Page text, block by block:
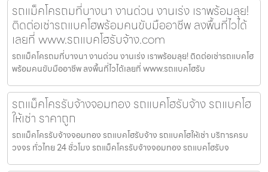
รถแม็คโครถมที่บางนา งานด่วน งานเร่ง เราพร้อมลุย!
ติดต่อเช่ารถแบคโฮพร้อมคนขับมืออาชีพ ลงพื้นที่ไวได้
เลยที่ www.รถแบคโฮรับจ้าง.com
รถแม็คโครถมที่บางนา งานด่วน งานเร่ง เราพร้อมลุย! ติดต่อเช่ารถแบคโฮ
พร้อมคนขับมืออาชีพ ลงพื้นที่ไวได้เลยที่ www.รถแบคโฮรับ
รถแม็คโครรับจ้างจอมทอง รถแบคโฮรับจ้าง รถแบคโฮ
ให้เช่า ราคาถูก
รถแม็คโครรับจ้างจอมทอง รถแบคโฮรับจ้าง รถแบคโฮให้เช่า บริการครบ
วงจร ทั่วไทย 24 ชั่วโมง รถแม็คโครรับจ้างจอมทอง รถแบคโฮรับจ